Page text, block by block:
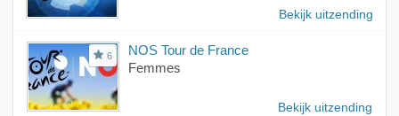
Bekijk uitzending
6
NOS Tour de France
Femmes
Bekijk uitzending